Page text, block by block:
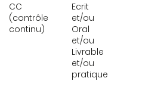
CC
(contrôle
continu)
Ecrit
et/ou
Oral
et/ou
Livrable
et/ou
pratique